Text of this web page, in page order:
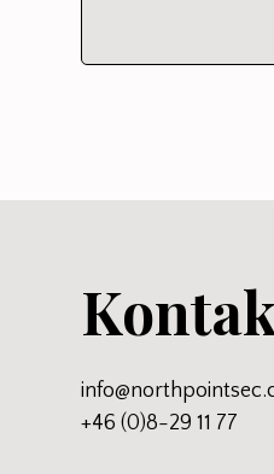
+46 (0)8-29 11 77